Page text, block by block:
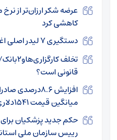
عرضه شکر ارزان‌تر از
کاهشی کرد
دستگیری ۷ لیدر اصلی اغتشاشات در لرستان
تخلف
قانونی است؟
میانگین قیمت ۱۵۴۱دلاری هر تن هلو وارداتی
حکم جدید پزشکیان
رییس سازمان ملی